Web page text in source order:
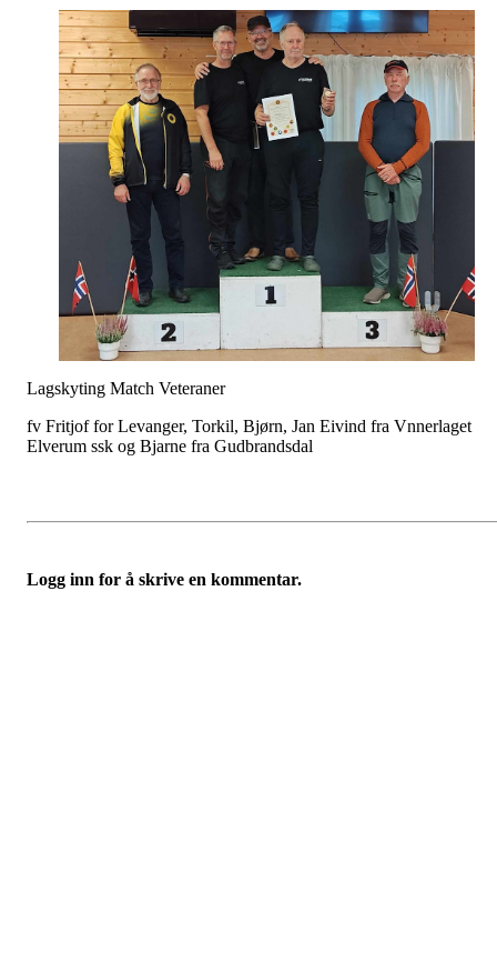
Lagskyting Match Veteraner
fv Fritjof for Levanger, Torkil, Bjørn, Jan Eivind fra Vnnerlaget
Elverum ssk og Bjarne fra Gudbrandsdal
Logg inn for å skrive en kommentar.